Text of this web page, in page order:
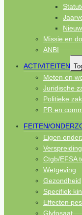
Missie en
ANBI
ACTIVITEITEN
Meten en
Juridische
Politieke
PR en
FEITEN/
Eigen
Verspreiding
Ctgb/EFSA
Wetgeving
Gezondheid
Specifiek
Effecten
Glyfosaat